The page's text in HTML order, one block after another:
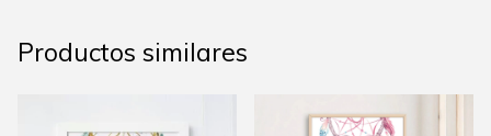
Productos similares